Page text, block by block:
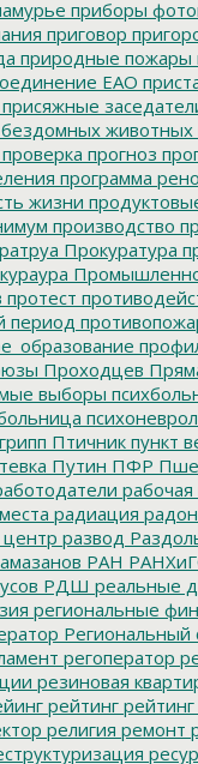
приборы
приговор
природные пожары
ЕАО
присяжные
животных
проверка прогноз
программа
жизни
производство
Прокуратура
протест
период
Проходцев
выборы
Птичник пункт
Путин ПФР
радиация радон
центр развод
РАН
РДШ реальные
региональные
Региональный
регоператор
резиновая
рейтинг
религия ремонт